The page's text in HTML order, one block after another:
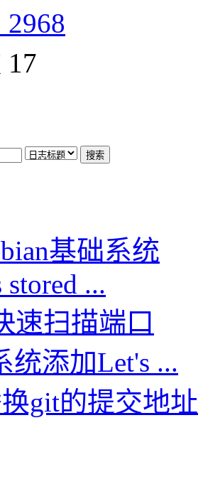
17
基础系统
...
速扫描端口
统添加Let's ...
git的提交地址